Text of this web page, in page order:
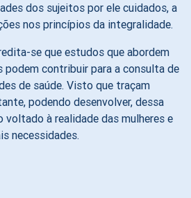
dos sujeitos por ele cuidados, a
nos princípios da integralidade.
se que estudos que abordem
contribuir para a consulta de
de saúde. Visto que traçam
podendo desenvolver, dessa
voltado à realidade das mulheres e
necessidades.